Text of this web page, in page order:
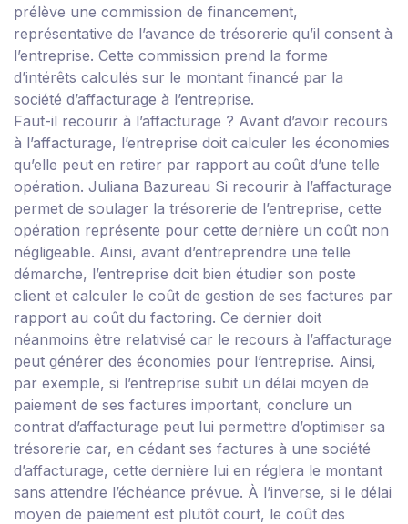
prélève une commission de financement,
représentative de l’avance de trésorerie qu’il consent à
l’entreprise. Cette commission prend la forme
d’intérêts calculés sur le montant financé par la
société d’affacturage à l’entreprise.
Faut-il recourir à l’affacturage ? Avant d’avoir recours
à l’affacturage, l’entreprise doit calculer les économies
qu’elle peut en retirer par rapport au coût d’une telle
opération. Juliana Bazureau Si recourir à l’affacturage
permet de soulager la trésorerie de l’entreprise, cette
opération représente pour cette dernière un coût non
négligeable. Ainsi, avant d’entreprendre une telle
démarche, l’entreprise doit bien étudier son poste
client et calculer le coût de gestion de ses factures par
rapport au coût du factoring. Ce dernier doit
néanmoins être relativisé car le recours à l’affacturage
peut générer des économies pour l’entreprise. Ainsi,
par exemple, si l’entreprise subit un délai moyen de
paiement de ses factures important, conclure un
contrat d’affacturage peut lui permettre d’optimiser sa
trésorerie car, en cédant ses factures à une société
d’affacturage, cette dernière lui en réglera le montant
sans attendre l’échéance prévue. À l’inverse, si le délai
moyen de paiement est plutôt court, le coût des